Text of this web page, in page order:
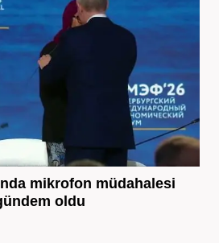
mikrofon müdahalesi
oldu